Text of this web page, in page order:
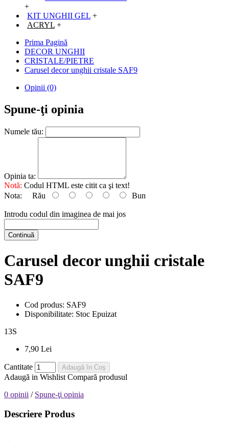
+
KIT UNGHII GEL +
ACRYL +
Prima Pagină
DECOR UNGHII
CRISTALE/PIETRE
Carusel decor unghii cristale SAF9
Opinii (0)
Spune-ţi opinia
Numele tău:
Opinia ta:
Notă: Codul HTML este citit ca şi text!
Nota: Rău Bun
Introdu codul din imaginea de mai jos
Continuă
Carusel decor unghii cristale
SAF9
Cod produs: SAF9
Disponibilitate: Stoc Epuizat
13S
7,90 Lei
Cantitate Adaugă în Coş
Adaugă in Wishlist Compară produsul
0 opinii / Spune-ţi opinia
Descriere Produs